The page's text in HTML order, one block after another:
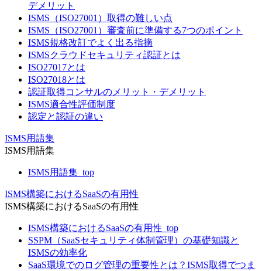
デメリット
ISMS（ISO27001）取得の難しい点
ISMS（ISO27001）審査前に準備する7つのポイント
ISMS規格改訂でよく出る指摘
ISMSクラウドセキュリティ認証とは
ISO27017とは
ISO27018とは
認証取得コンサルのメリット・デメリット
ISMS適合性評価制度
認定と認証の違い
ISMS用語集
ISMS用語集
ISMS用語集_top
ISMS構築におけるSaaSの有用性
ISMS構築におけるSaaSの有用性
ISMS構築におけるSaaSの有用性_top
SSPM（SaaSセキュリティ体制管理）の基礎知識と
ISMSの効率化
SaaS環境でのログ管理の重要性とは？ISMS取得でつま